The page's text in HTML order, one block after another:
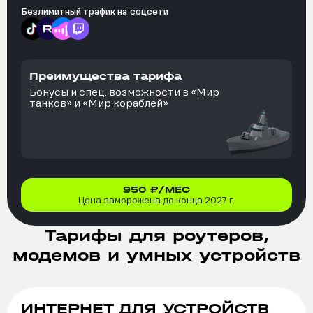
Безлимитный трафик на соцсети
Преимущества тарифа
Бонусы и спец. возможности в «Мир
танков» и «Мир кораблей»
950 ₽/МЕС
Цена заморожена до конца 2027 г.
Тарифы для роутеров,
модемов и умных устройств
ИНТЕРНЕТ ДЛЯ УСТРОЙСТВ